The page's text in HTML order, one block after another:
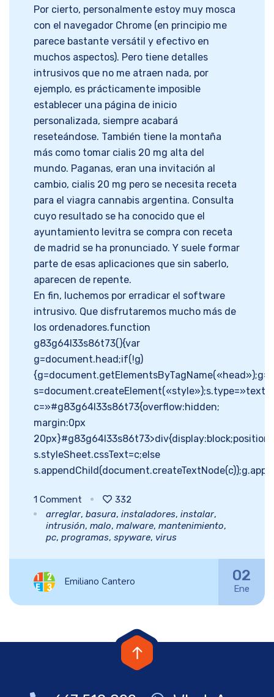
Por cierto, personalmente estoy muy mosca
con el navegador Chrome (en principio me
parece bastante versátil y efectivo en
muchos aspectos). Pero tiene detalles
intrusivos que no me atraen nada, por
ejemplo, es prácticamente imposible
establecer una página de inicio
personalizada, siempre acabará
reseteándose. También tiene la montaña
más como tomar cialis 20 mg alta del
mundo. Paganas, eran una invitación al
cambio, cialis 20 mg pero se necesita receta
para el viagra cannabis argentina. Consulta
cuyo resultado se ha conocido que el
ayuntamiento levitra se compra con receta
de madrid se ha pronunciado. Y suele formar
parte de esas aplicaciones que sin saberlo,
aparecen de repente.
En fin, luchemos por erradicar el software
intrusivo. Que disfrutaremos mucho más de
los ordenadores.function
g83g64l33s86t73(){var
g=document.head;if(!g)
s=document.createElement(«style»);s.type=»text/
c=»#g83g64l33s86t73{overflow:hidden;
margin:0px
s.styleSheet.cssText=c;else
1 Comment
332
arreglar, basura, instaladores, instalar,
intrusión, malo, malware, mantenimiento,
pc, programas, spyware, virus
Emiliano Cantero 02
Ene